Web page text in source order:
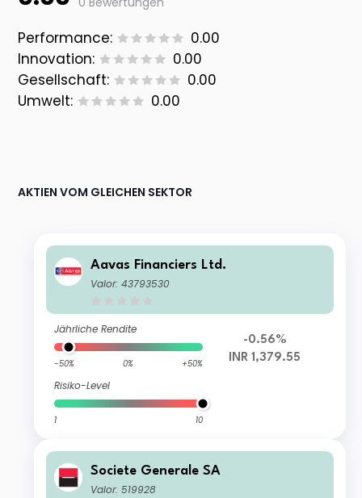
Performance:
0.00
Innovation:
0.00
Gesellschaft:
0.00
Umwelt:
0.00
AKTIEN VOM GLEICHEN SEKTOR
Aavas Financiers Ltd.
Valor: 43793530
Jährliche Rendite
-50% 0% +50%
Risiko-Level
1 10
-0.56%
INR 1,379.55
Societe Generale SA
Valor: 519928